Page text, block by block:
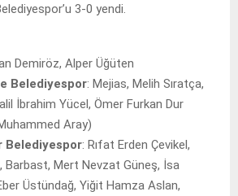
3-0 yendi.
Demiröz, Alper Üğüten
Belediyespor: Mejias, Melih Sıratça,
İbrahim Yücel, Ömer Furkan Dur
Aray)
Belediyespor: Rıfat Erden Çevikel,
Barbast, Mert Nevzat Güneş, İsa
Üstündağ, Yiğit Hamza Aslan,